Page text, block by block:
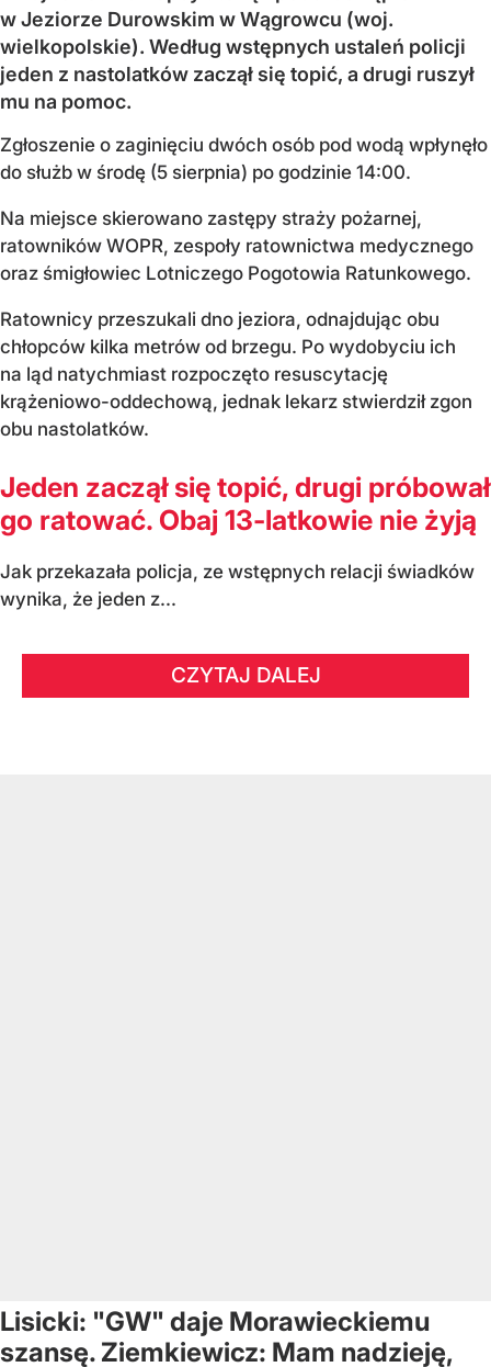
w Jeziorze Durowskim w Wągrowcu (woj.
wielkopolskie). Według wstępnych ustaleń policji
jeden z nastolatków zaczął się topić, a drugi ruszył
mu na pomoc.
Zgłoszenie o zaginięciu dwóch osób pod wodą wpłynęło
do służb w środę (5 sierpnia) po godzinie 14:00.
Na miejsce skierowano zastępy straży pożarnej,
ratowników WOPR, zespoły ratownictwa medycznego
oraz śmigłowiec Lotniczego Pogotowia Ratunkowego.
Ratownicy przeszukali dno jeziora, odnajdując obu
chłopców kilka metrów od brzegu. Po wydobyciu ich
na ląd natychmiast rozpoczęto resuscytację
krążeniowo-oddechową, jednak lekarz stwierdził zgon
obu nastolatków.
Jeden zaczął się topić, drugi próbował
go ratować. Obaj 13-latkowie nie żyją
Jak przekazała policja, ze wstępnych relacji świadków
wynika, że jeden z...
CZYTAJ DALEJ
Lisicki: "GW" daje Morawieckiemu
szansę. Ziemkiewicz: Mam nadzieję,